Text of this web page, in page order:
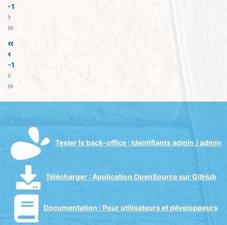
-1
-1
Tester le back-office : Identifiants admin / admin
Télécharger: Application OpenSource sur GitHub
Documentation :Pour utilisateurs et développeurs